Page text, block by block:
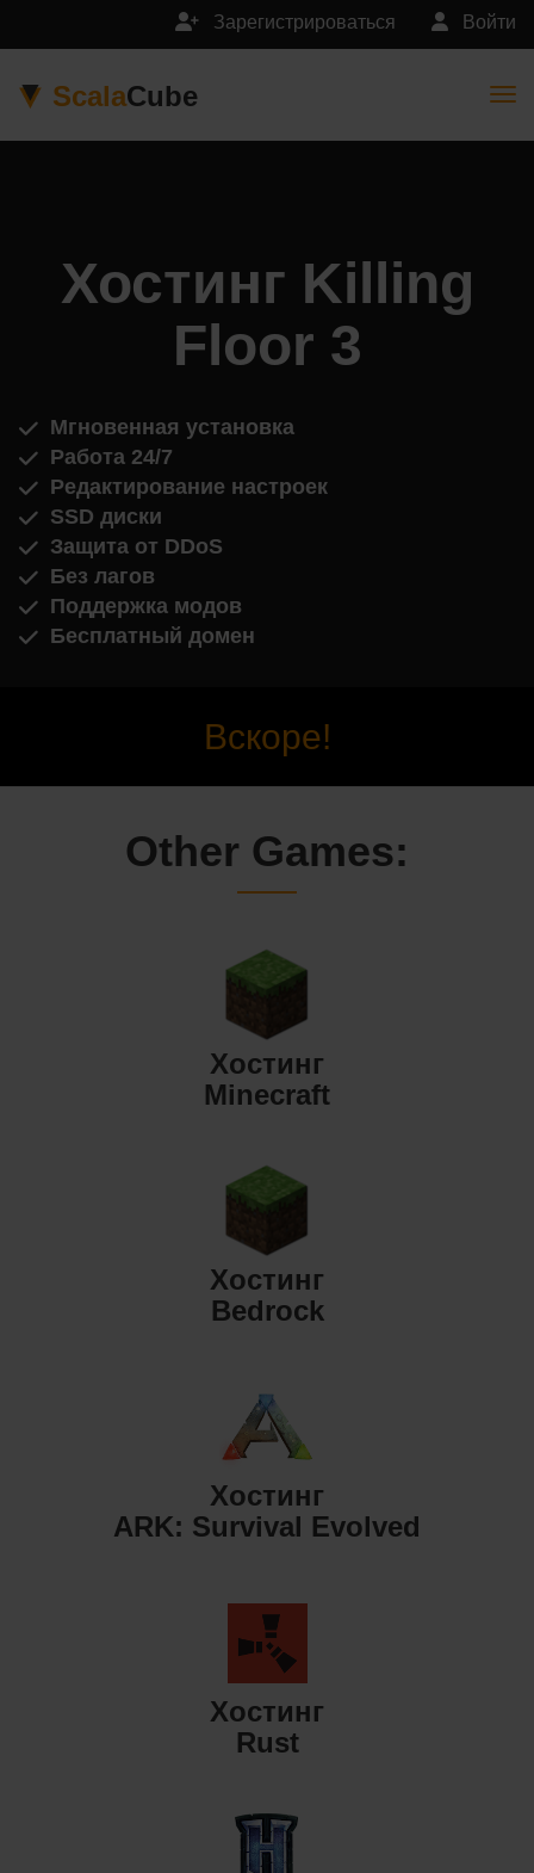
Войти
Зарегистрироваться
ScalaCube
Хостинг Killing
Floor 3
Мгновенная установка
Работа 24/7
Редактирование настроек
SSD диски
Защита от DDoS
Без лагов
Поддержка модов
Бесплатный домен
Вскоре!
Other Games:
Хостинг
Minecraft
Хостинг
Bedrock
Хостинг
ARK: Survival Evolved
Хостинг
Rust